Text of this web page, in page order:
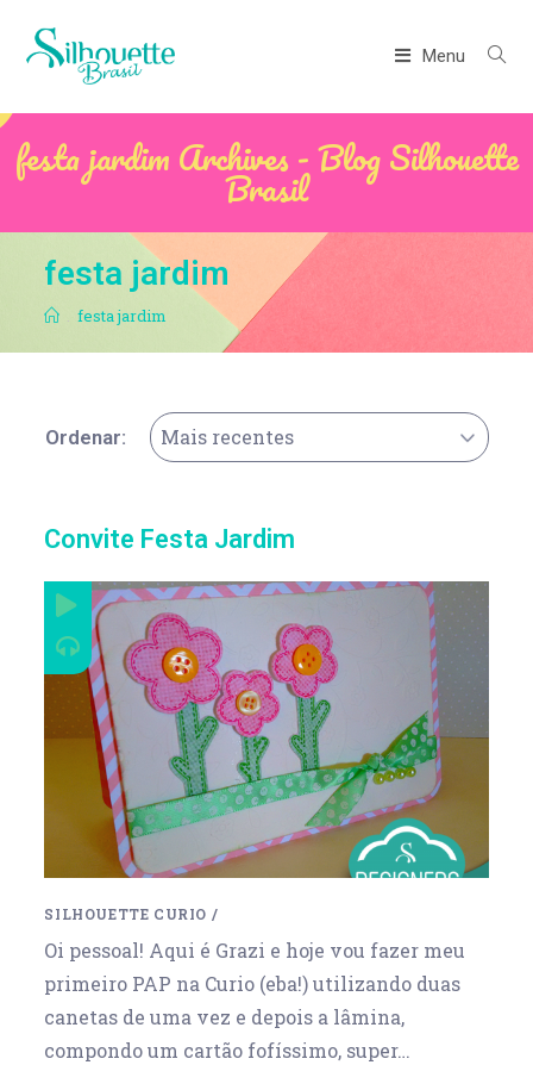
Menu
festa jardim Archives - Blog Silhouette
Brasil
festa jardim
. festa jardim
Ordenar: Mais recentes
Convite Festa Jardim
SILHOUETTE CURIO /
Oi pessoal! Aqui é Grazi e hoje vou fazer meu
primeiro PAP na Curio (eba!) utilizando duas
canetas de uma vez e depois a lâmina,
compondo um cartão fofíssimo, super…